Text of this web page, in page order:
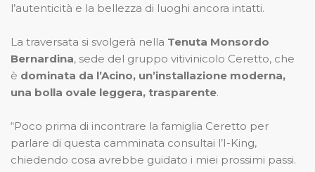
l’autenticità e la bellezza di luoghi ancora intatti.
La traversata si svolgerà nella Tenuta Monsordo
Bernardina, sede del gruppo vitivinicolo Ceretto, che
è dominata da l’Acino, un’installazione moderna,
una bolla ovale leggera, trasparente.
“Poco prima di incontrare la famiglia Ceretto per
parlare di questa camminata consultai l’I-King,
chiedendo cosa avrebbe guidato i miei prossimi passi.